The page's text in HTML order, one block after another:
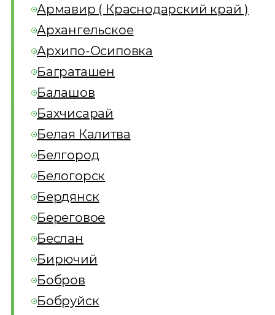
Армавир ( Краснодарский край )
Архангельское
Архипо-Осиповка
Баграташен
Балашов
Бахчисарай
Белая Калитва
Белгород
Белогорск
Бердянск
Береговое
Беслан
Бирючий
Бобров
Бобруйск